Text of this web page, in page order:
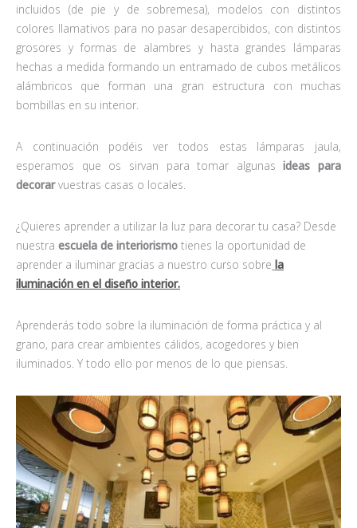
incluidos (de pie y de sobremesa), modelos con distintos
colores llamativos para no pasar desapercibidos, con distintos
grosores y formas de alambres y hasta grandes lámparas
hechas a medida formando un entramado de cubos metálicos
alámbricos que forman una gran estructura con muchas
bombillas en su interior.
A continuación podéis ver todos estas lámparas jaula,
esperamos que os sirvan para tomar algunasideas para
decorarvuestras casas o locales.
¿Quieres aprender a utilizar la luz para decorar tu casa? Desde
nuestra escuela de interiorismo tienes la oportunidad de
aprender a iluminar gracias a nuestro curso sobre la
iluminación en el diseño interior.
Aprenderás todo sobre la iluminación de forma práctica y al
grano, para crear ambientes cálidos, acogedores y bien
iluminados. Y todo ello por menos de lo que piensas.